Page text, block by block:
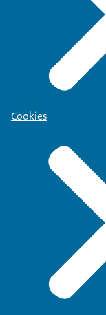
Cookies